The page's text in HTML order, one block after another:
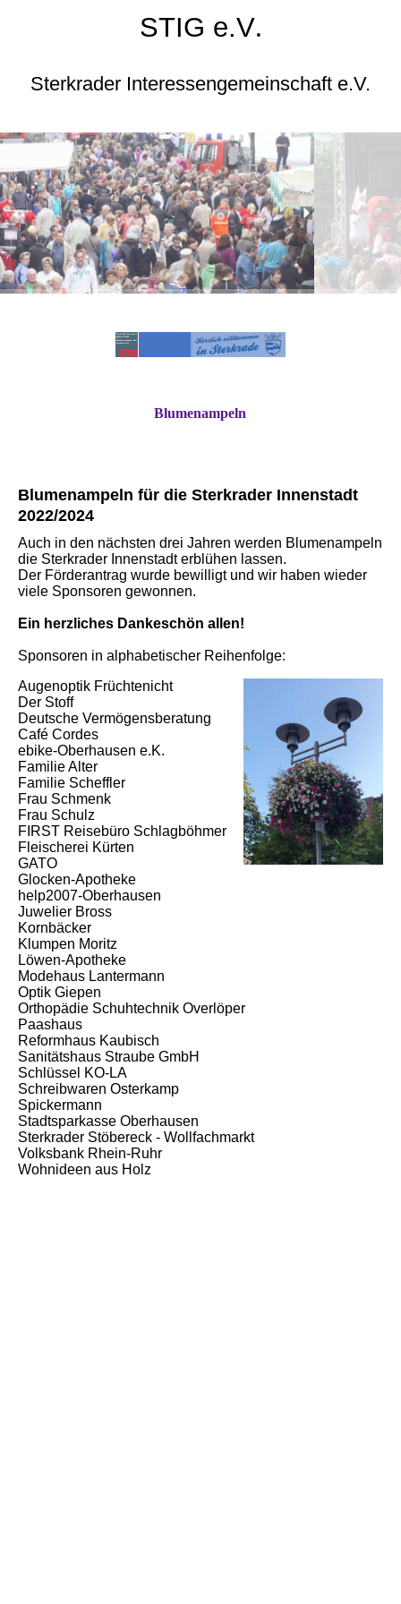
STIG e.V.
Sterkrader Interessengemeinschaft e.V.
Blumenampeln
Blumenampeln für die Sterkrader Innenstadt
2022/2024
Auch in den nächsten drei Jahren werden Blumenampeln
die Sterkrader Innenstadt erblühen lassen.
Der Förderantrag wurde bewilligt und wir haben wieder
viele Sponsoren gewonnen.
Ein herzliches Dankeschön allen!
Sponsoren in alphabetischer Reihenfolge:
Augenoptik Früchtenicht
Der Stoff
Deutsche Vermögensberatung
Café Cordes
ebike-Oberhausen e.K.
Familie Alter
Familie Scheffler
Frau Schmenk
Frau Schulz
FIRST Reisebüro Schlagböhmer
Fleischerei Kürten
GATO
Glocken-Apotheke
help2007-Oberhausen
Juwelier Bross
Kornbäcker
Klumpen Moritz
Löwen-Apotheke
Modehaus Lantermann
Optik Giepen
Orthopädie Schuhtechnik Overlöper
Paashaus
Reformhaus Kaubisch
Sanitätshaus Straube GmbH
Schlüssel KO-LA
Schreibwaren Osterkamp
Spickermann
Stadtsparkasse Oberhausen
Sterkrader Stöbereck - Wollfachmarkt
Volksbank Rhein-Ruhr
Wohnideen aus Holz